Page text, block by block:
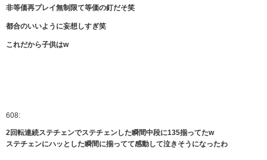
非等価再プレイ無制限て等価の釘だそ笑
都合のいいように妄想しすぎ笑
これだから子供はw
608:
2回転連続ステチェンでステチェンした瞬間中段に135揃ってたw
ステチェンにハッとした瞬間に揃ってて感動して泣きそうになったわ